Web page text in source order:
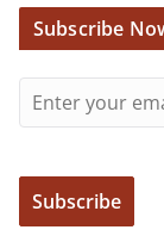
Subscribe